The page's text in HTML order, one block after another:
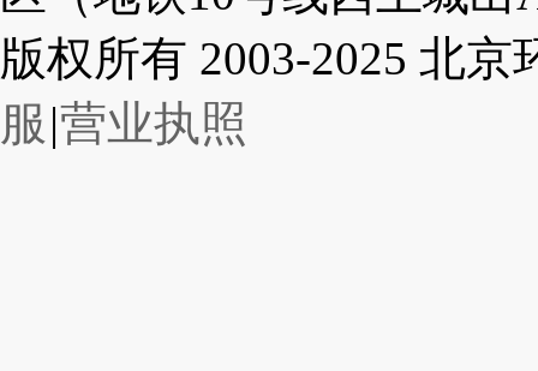
版权所有 2003-2025 北
服 |营业执照